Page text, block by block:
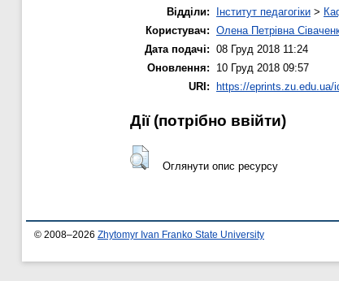
Відділи:
Інститут педагогіки >
Користувач: Олена Петрівна
Дата подачі: 08 Груд 2018 11:24
Оновлення:
10 Груд 2018 09:57
URI: https://eprints.zu.edu.ua/
Дії ​​(потрібно ввійти)
Оглянути опис ресурсу
© 2008–2026 Zhytomyr Ivan Franko State University